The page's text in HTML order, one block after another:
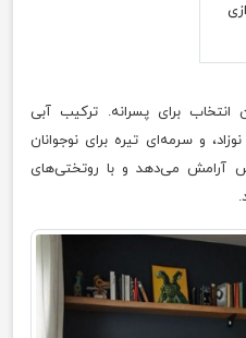
انتخاب برای پسرانه. ترکیب آبی
و سرمه‌ای تیره برای نوجوانان
آرامش می‌دهد و با روتختی‌های